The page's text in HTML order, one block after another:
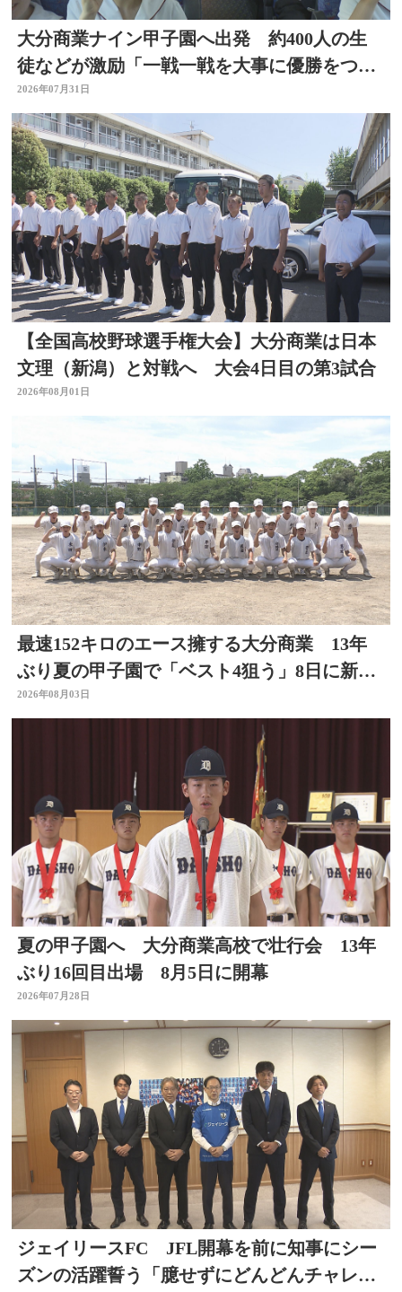
大分商業ナイン甲子園へ出発 約400人の生
徒などが激励「一戦一戦を大事に優勝をつか
み取って」
2026年07月31日
【全国高校野球選手権大会】大分商業は日本
文理（新潟）と対戦へ 大会4日目の第3試合
2026年08月01日
最速152キロのエース擁する大分商業 13年
ぶり夏の甲子園で「ベスト4狙う」8日に新潟
代表と対戦
2026年08月03日
夏の甲子園へ 大分商業高校で壮行会 13年
ぶり16回目出場 8月5日に開幕
2026年07月28日
ジェイリースFC JFL開幕を前に知事にシー
ズンの活躍誓う「臆せずにどんどんチャレン